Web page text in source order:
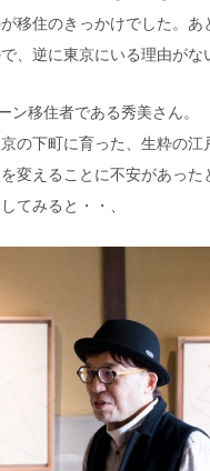
移住のきっかけでした。あ
、逆に東京にいる理由がな
ン移住者である秀美さん。
の下町に育った、生粋の江
変えることに不安があった
てみると・・、